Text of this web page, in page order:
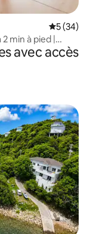
5 (34)
min à pied |
à Namba et Nara,
avec accès